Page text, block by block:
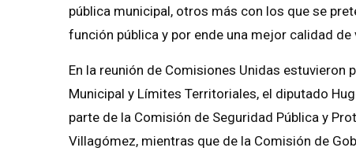
pública municipal, otros más con los que se
función pública y por ende una mejor calidad
En la reunión de Comisiones Unidas
Municipal y Límites Territoriales, el diputado
parte de la Comisión de Seguridad Pública y
Villagómez, mientras que de la Comisión de